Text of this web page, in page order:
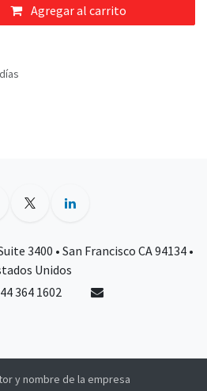
Agregar al carrito
3400 • San Francisco CA 94134 •
Unidos
364 1602
y nombre de la empresa